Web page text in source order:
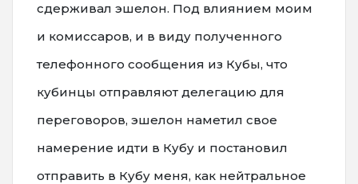
сдерживал эшелон. Под влиянием моим
и комиссаров, и в виду полученного
телефонного сообщения из Кубы, что
кубинцы отправляют делегацию для
переговоров, эшелон наметил свое
намерение идти в Кубу и постановил
отправить в Кубу меня, как нейтральное